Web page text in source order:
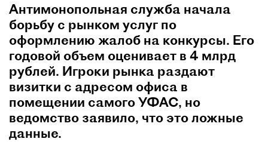
Антимонопольная служба начала
борьбу с рынком услуг по
оформлению жалоб на конкурсы. Его
годовой объем оценивает в 4 млрд
рублей. Игроки рынка раздают
визитки с адресом офиса в
помещении самого УФАС, но
ведомство заявило, что это ложные
данные.